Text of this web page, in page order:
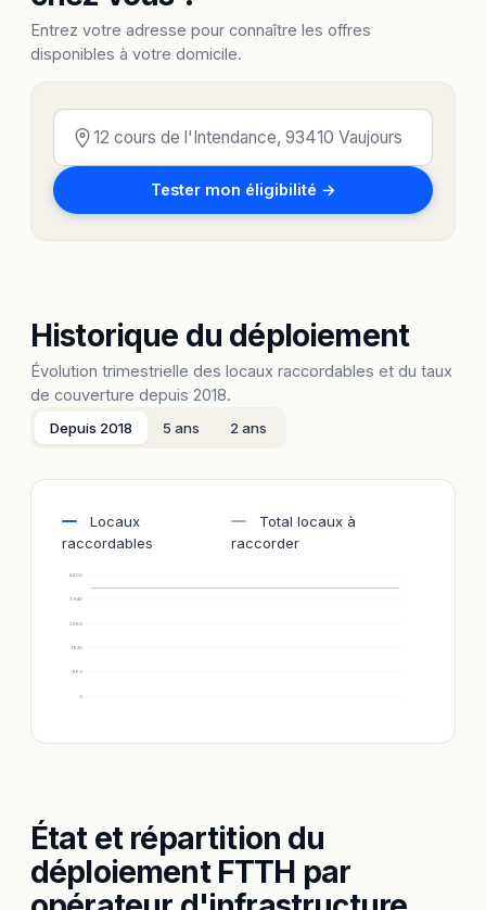
Entrez votre adresse pour connaître les offres
disponibles à votre domicile.
Tester mon éligibilité →
Historique du déploiement
Évolution trimestrielle des locaux raccordables et du taux
de couverture depuis 2018.
Depuis 2018 5 ans 2 ans
Locaux
raccordables
Total locaux à
raccorder
0
960
1 920
2 880
3 840
4 800
État et répartition du
déploiement FTTH par